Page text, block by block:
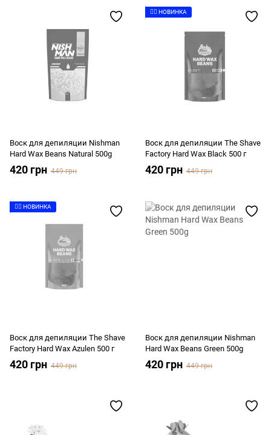
Воск для депиляции Nishman
Hard Wax Beans Natural 500g
420 грн 449 грн
👉🏻 НОВИНКА
Воск для депиляции The Shave
Factory Hard Wax Black 500 г
420 грн 449 грн
👉🏻 НОВИНКА
Воск для депиляции The Shave
Factory Hard Wax Azulen 500 г
420 грн 449 грн
Воск для депиляции Nishman
Hard Wax Beans Green 500g
420 грн 449 грн